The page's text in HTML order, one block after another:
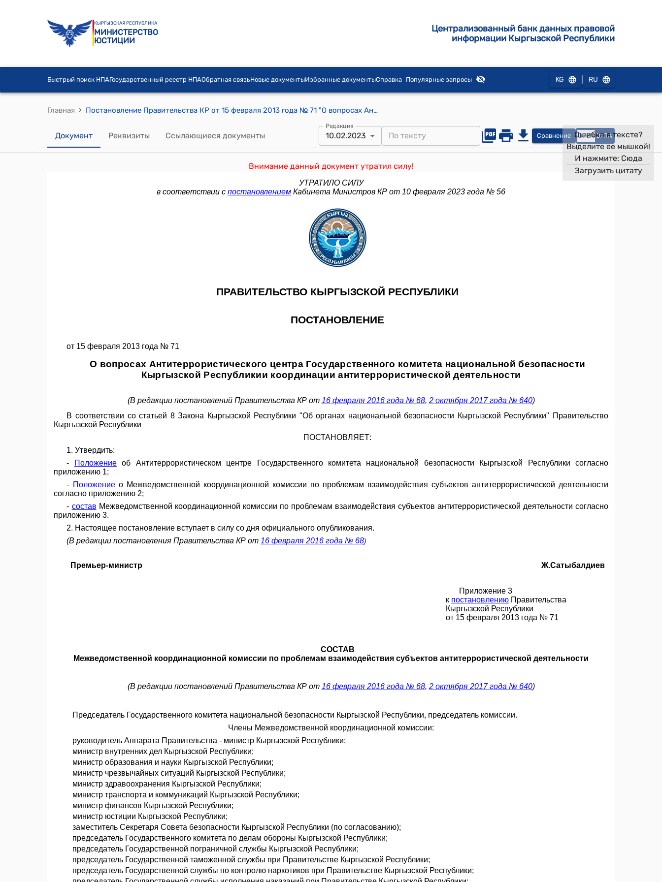
КЫРГЫЗСКАЯ РЕСПУБЛИКА
МИНИСТЕРСТВО
ЮСТИЦИИ
Централизованный банк данных правовой
информации Кыргызской Республики
Быстрый поиск НПАГосударственный реестр НПАОбратная связьНовые документыИзбранные документыСправка Популярные запросы KG RU
Главная › Постановление Правительства КР от 15 февраля 2013 года № 71 "О вопросах Антитеррористического центра Государственного комитета национальной безопасности Кыргызской Республикии координации антитеррористической деятельности"
Документ Реквизиты Ссылающиеся документы
Редакция
10.02.2023 Сравнение OPEN DATA
Внимание данный документ утратил силу!
Ошибка в тексте?
Выделите ее мышкой!
И нажмите: Сюда
Загрузить цитату